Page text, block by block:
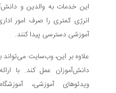
این خدمات به والدین و
انرژی کمتری را صرف امور اداری
آموزشی دسترسی پیدا کنند.
علاوه بر این، وب‌سایت می‌تواند به
دانش‌آموزان عمل کند. با ارائه
ویدئوهای آموزشی،